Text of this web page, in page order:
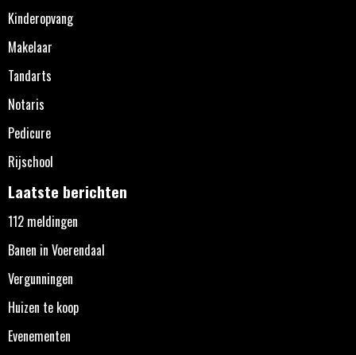
Kinderopvang
Makelaar
Tandarts
Notaris
Pedicure
Rijschool
Laatste berichten
112 meldingen
Banen in Voerendaal
Vergunningen
Huizen te koop
Evenementen